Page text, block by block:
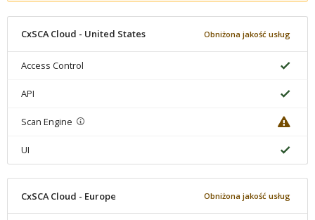
CxSCA Cloud - United States Obniżona jakość usług
Access Control
API
Scan Engine
UI
CxSCA Cloud - Europe Obniżona jakość usług